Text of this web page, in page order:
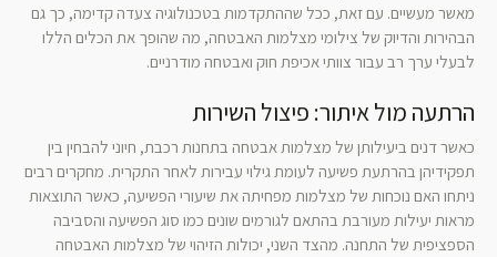
מאשר מעשיים. עם זאת, ככל שההתקדמות בטכנולוגיה צעדה קדימה, כך גם
הבהירות והדיוק של צילומי מצלמות האבטחה, מה שהופך את הכלים הללו
לבעלי ערך רב עבור צוותי אכיפת חוק ואבטחה מודרניים.
הרתעה מול איתור: פיצול השירות
כאשר דנים ביעילותן של מצלמות אבטחה בתחנות רכבת, חיוני להבחין בין
תפקידיהן בהרתעת פשיעה לעומת גילוי עבירות לאחר התקרית. מחקרים רבים
ניתחו האם נוכחות של מצלמות מפחיתה את שיעורי הפשיעה, כאשר התוצאות
מראות יעילות מעורבת בהתאם לגורמים שונים כמו סוג הפשיעה והסביבה
הספציפית של התחנה. מהצד השני, יכולות הזיהוי של מצלמות האבטחה